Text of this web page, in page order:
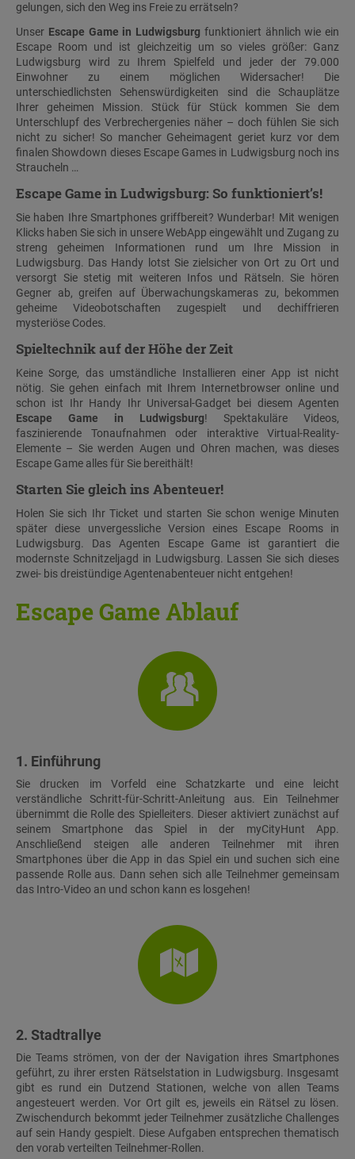
gelungen, sich den Weg ins Freie zu errätseln?
Unser Escape Game in Ludwigsburg funktioniert ähnlich wie ein
Escape Room und ist gleichzeitig um so vieles größer: Ganz
Ludwigsburg wird zu Ihrem Spielfeld und jeder der 79.000
Einwohner zu einem möglichen Widersacher! Die
unterschiedlichsten Sehenswürdigkeiten sind die Schauplätze
Ihrer geheimen Mission. Stück für Stück kommen Sie dem
Unterschlupf des Verbrechergenies näher – doch fühlen Sie sich
nicht zu sicher! So mancher Geheimagent geriet kurz vor dem
finalen Showdown dieses Escape Games in Ludwigsburg noch ins
Straucheln …
Escape Game in Ludwigsburg: So funktioniert’s!
Sie haben Ihre Smartphones griffbereit? Wunderbar! Mit wenigen
Klicks haben Sie sich in unsere WebApp eingewählt und Zugang zu
streng geheimen Informationen rund um Ihre Mission in
Ludwigsburg. Das Handy lotst Sie zielsicher von Ort zu Ort und
versorgt Sie stetig mit weiteren Infos und Rätseln. Sie hören
Gegner ab, greifen auf Überwachungskameras zu, bekommen
geheime Videobotschaften zugespielt und dechiffrieren
mysteriöse Codes.
Spieltechnik auf der Höhe der Zeit
Keine Sorge, das umständliche Installieren einer App ist nicht
nötig. Sie gehen einfach mit Ihrem Internetbrowser online und
schon ist Ihr Handy Ihr Universal-Gadget bei diesem Agenten
Escape Game in Ludwigsburg! Spektakuläre Videos,
faszinierende Tonaufnahmen oder interaktive Virtual-Reality-
Elemente – Sie werden Augen und Ohren machen, was dieses
Escape Game alles für Sie bereithält!
Starten Sie gleich ins Abenteuer!
Holen Sie sich Ihr Ticket und starten Sie schon wenige Minuten
später diese unvergessliche Version eines Escape Rooms in
Ludwigsburg. Das Agenten Escape Game ist garantiert die
modernste Schnitzeljagd in Ludwigsburg. Lassen Sie sich dieses
zwei- bis dreistündige Agentenabenteuer nicht entgehen!
Escape Game Ablauf
1. Einführung
Sie drucken im Vorfeld eine Schatzkarte und eine leicht
verständliche Schritt-für-Schritt-Anleitung aus. Ein Teilnehmer
übernimmt die Rolle des Spielleiters. Dieser aktiviert zunächst auf
seinem Smartphone das Spiel in der myCityHunt App.
Anschließend steigen alle anderen Teilnehmer mit ihren
Smartphones über die App in das Spiel ein und suchen sich eine
passende Rolle aus. Dann sehen sich alle Teilnehmer gemeinsam
das Intro-Video an und schon kann es losgehen!
2. Stadtrallye
Die Teams strömen, von der der Navigation ihres Smartphones
geführt, zu ihrer ersten Rätselstation in Ludwigsburg. Insgesamt
gibt es rund ein Dutzend Stationen, welche von allen Teams
angesteuert werden. Vor Ort gilt es, jeweils ein Rätsel zu lösen.
Zwischendurch bekommt jeder Teilnehmer zusätzliche Challenges
auf sein Handy gespielt. Diese Aufgaben entsprechen thematisch
den vorab verteilten Teilnehmer-Rollen.